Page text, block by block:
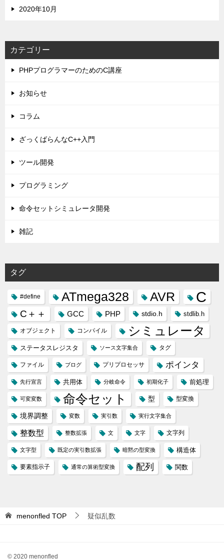
2020年10月
カテゴリー
PHPプログラマーのためのC講座
お知らせ
コラム
ざっくばらんなC++入門
ツール開発
プログラミング
命令セットシミュレータ開発
雑記
タグ
#define ATmega328 AVR C
C＋＋ GCC PHP stdio.h stdlib.h
オブジェクト コンパイル シミュレータ
ステータスレジスタ ソース文字集合 タグ
ファイル ブログ プリプロセッサ ポインタ
先行宣言 共用体 分岐命令 初期化子 前処理
可変変数 命令セット 型 型変換
境界調整 変数 実引数 実行文字集合
整数型 整数拡張 文 文字 文字列
文字型 既定の実引数拡張 暗黙の型変換 構造体
要素指示子 通常の算術型変換 配列 関数
menonfled TOP 疑似乱数
© 2020 menonfled